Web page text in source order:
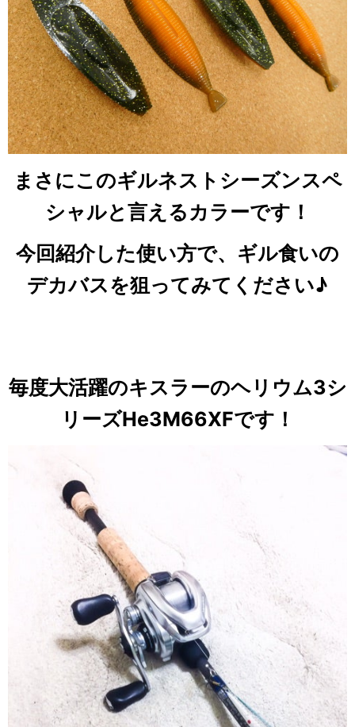
まさにこのギルネストシーズンスペ
シャルと言えるカラーです！
今回紹介した使い方で、ギル食いの
デカバスを狙ってみてください♪
毎度大活躍のキスラーのヘリウム3シ
リーズHe3M66XFです！